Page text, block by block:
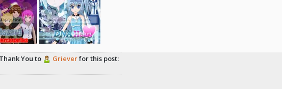
You to Grieverfor this post: